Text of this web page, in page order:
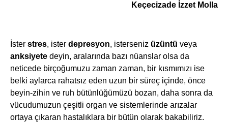
Keçecizade İzzet Molla
İster stres, ister depresyon, isterseniz üzüntü veya
anksiyete deyin, aralarında bazı nüanslar olsa da
neticede birçoğumuzu zaman zaman, bir kısmımızı ise
belki aylarca rahatsız eden uzun bir süreç içinde, önce
beyin-zihin ve ruh bütünlüğümüzü bozan, daha sonra da
vücudumuzun çeşitli organ ve sistemlerinde arızalar
ortaya çıkaran hastalıklara bir bütün olarak bakabiliriz.